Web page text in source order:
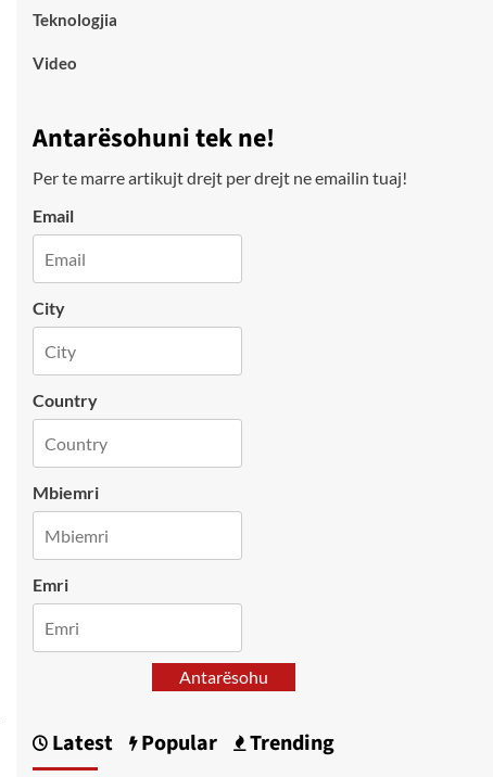
Teknologjia
Video
Antarësohuni tek ne!
Per te marre artikujt drejt per drejt ne emailin tuaj!
Email
City
Country
Mbiemri
Emri
Antarësohu
Latest Popular Trending